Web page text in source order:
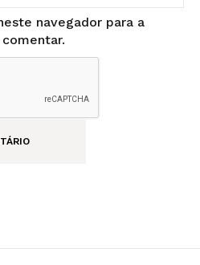
navegador para a